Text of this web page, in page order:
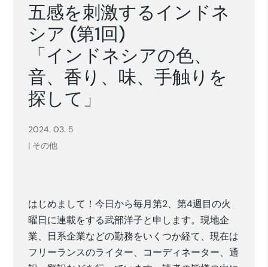
五感を刺激するインドネ
シア (第1回)
「インドネシアの色、
音、香り、味、手触りを
探して」
2024. 03. 5
| その他
はじめまして！今日から毎月第2、第4週目の火
曜日に連載をする武部洋子と申します。現地企
業、日系企業などの勤務をいくつか経て、現在は
フリーランスのライター、コーディネーター、通